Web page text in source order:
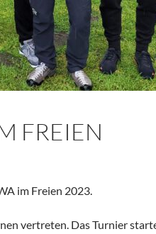
FREIEN
im Freien 2023.
vertreten. Das Turnier